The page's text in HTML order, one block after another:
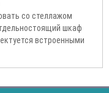
со стеллажом
шкаф
встроенными